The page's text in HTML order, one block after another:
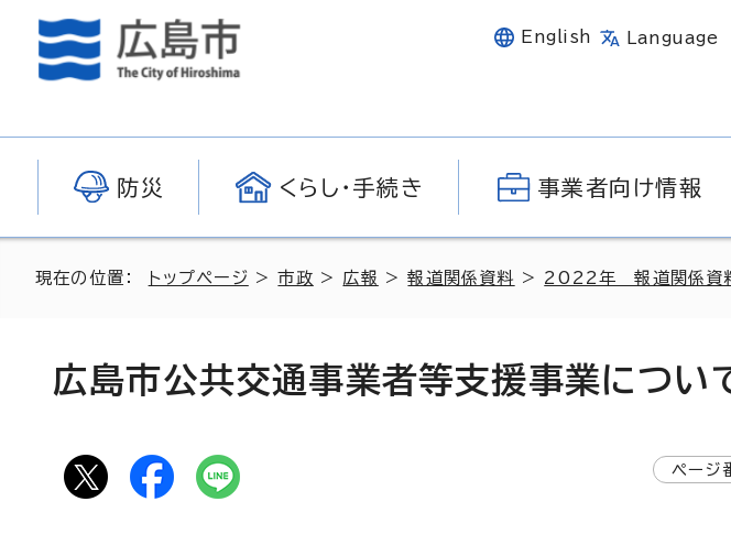
English Language
防災 くらし・手続き 事業者向け情報
現在の位置： トップページ >市政 > 広報 >報道関係資料 > 2022年 報道関係資
広島市公共交通事業者等支援事業につい
ページ